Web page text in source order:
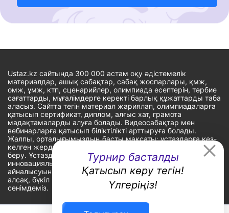
Турнир басталды
Қатысып көру тегін!
Үлгеріңіз!
Ustaz.kz сайтында 300 000 астам оқу әдістемелік
материалдар, ашық сабақтар, сабақ жоспарлары, қмж,
омж, ұмж, ктп, сценарийлер, олимпиада есептерін, тәрбие
сағаттарды, мұғалімдерге керекті барлық құжаттарды таба
аласыз. Сайтта тегін материал жариялап, олимпиадаларға
қатысып сертификат, диплом, алғыс хат, грамота
мадақтамаларды алуға болады. Видеосабақтар мен
вебинарларға қатысып біліктілікті арттыруға болады.
Жалпы, орталығымыздың басты мақсаты: ұстаздарға кез-
келген жерде, кез-келген уақытта білім алуына мүмкіндік
беру. Ұстаздардың барлық өзекті мәселелеріне
инновациялық шешім тауып, шығармашылық жұмыспен
айналысуына уақыт сыйлау. «Ұстаздарға сапалы білім бере
алсақ, бүкіл Қазақ еліне білім бере аламыз» - деген
сенімдеміз.